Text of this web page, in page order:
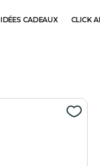
IDÉES CADEAUX CLICK